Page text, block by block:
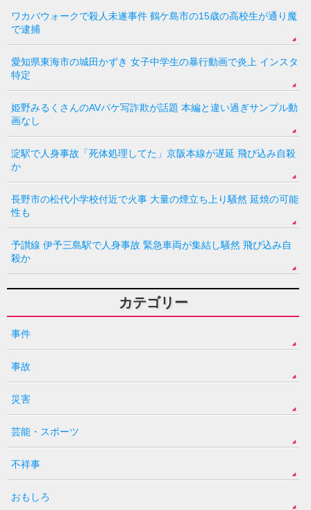
ワカバウォークで殺人未遂事件 鶴ケ島市の15歳の高校生が通り魔
で逮捕
愛知県東海市の城田かずき 女子中学生の暴行動画で炎上 インスタ
特定
姫野みるくさんのAVパケ写詐欺が話題 本編と違い過ぎサンプル動
画なし
淀駅で人身事故「死体処理してた」京阪本線が遅延 飛び込み自殺
か
長野市の松代小学校付近で火事 大量の煙立ち上り騒然 延焼の可能
性も
予讃線 伊予三島駅で人身事故 緊急車両が集結し騒然 飛び込み自
殺か
カテゴリー
事件
事故
災害
芸能・スポーツ
不祥事
おもしろ